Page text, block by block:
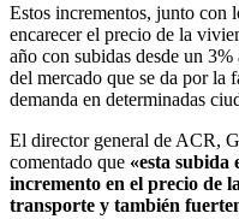
Estos incrementos, junto con
encarecer el precio de la
año con subidas desde un
del mercado que se da por la
demanda en determinadas
El director general de ACR,
comentado que «esta subida
incremento en el precio de
transporte y también